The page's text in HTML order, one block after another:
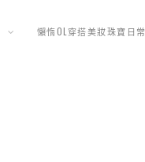
懶惰OL穿搭美妝珠寶日常